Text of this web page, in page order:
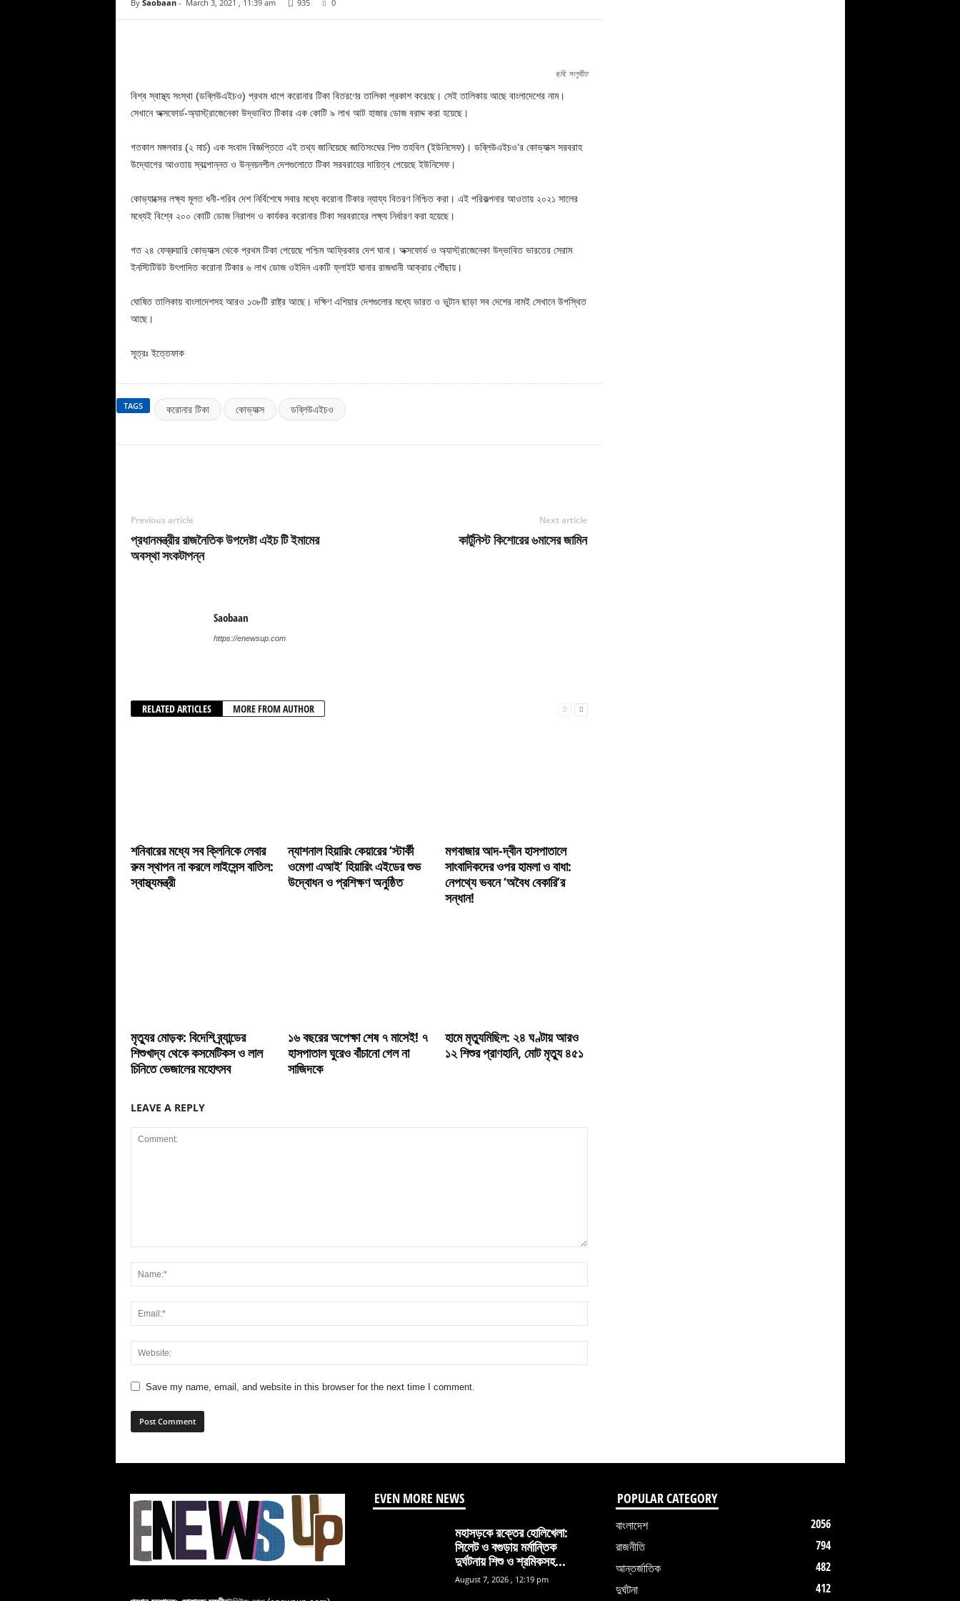
By Saobaan- March 3, 2021 , 11:39 am 935 0
ছবি: সংগৃহীত
বিশ্ব স্বাস্থ্য সংস্থা (ডব্লিউএইচও) প্রথম ধাপে করোনার টিকা বিতরণের তালিকা প্রকাশ করেছে। সেই তালিকায় আছে বাংলাদেশের নাম।
সেখানে অক্সফোর্ড-অ্যাস্ট্রাজেনেকা উদ্ভাবিত টিকার এক কোটি ৯ লাখ আট হাজার ডোজ বরাদ্দ করা হয়েছে।
গতকাল মঙ্গলবার (২ মার্চ) এক সংবাদ বিজ্ঞপ্তিতে এই তথ্য জানিয়েছে জাতিসংঘের শিশু তহবিল (ইউনিসেফ)। ডব্লিউএইচও’র কোভ্যাক্স সরবরাহ
উদ্যোগের আওতায় স্বল্পোন্নত ও উন্নয়নশীল দেশগুলোতে টিকা সরবরাহের দায়িত্ব পেয়েছে ইউনিসেফ।
কোভ্যাক্সের লক্ষ্য মূলত ধনী-গরিব দেশ নির্বিশেষে সবার মধ্যে করোনা টিকার ন্যায্য বিতরণ নিশ্চিত করা। এই পরিকল্পনার আওতায় ২০২১ সালের
মধ্যেই বিশ্বে ২০০ কোটি ডোজ নিরাপদ ও কার্যকর করোনার টিকা সরবরাহের লক্ষ্য নির্ধারণ করা হয়েছে।
গত ২৪ ফেব্রুয়ারি কোভ্যাক্স থেকে প্রথম টিকা পেয়েছে পশ্চিম আফ্রিকার দেশ ঘানা। অক্সফোর্ড ও অ্যাস্ট্রাজেনেকা উদ্ভাবিত ভারতের সেরাম
ইনস্টিটিউট উৎপাদিত করোনা টিকার ৬ লাখ ডোজ ওইদিন একটি ফ্লাইট ঘানার রাজধানী আক্রায় পৌঁছায়।
ঘোষিত তালিকায় বাংলাদেশসহ আরও ১৩৮টি রাষ্ট্র আছে। দক্ষিণ এশিয়ার দেশগুলোর মধ্যে ভারত ও ভুটান ছাড়া সব দেশের নামই সেখানে উপস্থিত
আছে।
সূত্রঃ ইত্তেফাক
TAGS করোনার টিকা কোভ্যাক্স ডব্লিউএইচও
Previous article
প্রধানমন্ত্রীর রাজনৈতিক উপদেষ্টা এইচ টি ইমামের
অবস্থা সংকটাপন্ন
Next article
কার্টুনিস্ট কিশোরের ৬মাসের জামিন
Saobaan
https://enewsup.com
RELATED ARTICLES MORE FROM AUTHOR
শনিবারের মধ্যে সব ক্লিনিকে লেবার
রুম স্থাপন না করলে লাইসেন্স বাতিল:
স্বাস্থ্যমন্ত্রী
ন্যাশনাল হিয়ারিং কেয়ারের ‘স্টার্কী
ওমেগা এআই’ হিয়ারিং এইডের শুভ
উদ্বোধন ও প্রশিক্ষণ অনুষ্ঠিত
মগবাজার আদ-দ্বীন হাসপাতালে
সাংবাদিকদের ওপর হামলা ও বাধা:
নেপথ্যে ভবনে ‘অবৈধ বেকারি’র
সন্ধান!
মৃত্যুর মোড়ক: বিদেশি ব্র্যান্ডের
শিশুখাদ্য থেকে কসমেটিকস ও লাল
চিনিতে ভেজালের মহোৎসব
১৬ বছরের অপেক্ষা শেষ ৭ মাসেই! ৭
হাসপাতাল ঘুরেও বাঁচানো গেল না
সাজিদকে
হামে মৃত্যুমিছিল: ২৪ ঘণ্টায় আরও
১২ শিশুর প্রাণহানি, মোট মৃত্যু ৪৫১
LEAVE A REPLY
Save my name, email, and website in this browser for the next time I comment.
EVEN MORE NEWS
মহাসড়কে রক্তের হোলিখেলা:
সিলেট ও বগুড়ায় মর্মান্তিক
দুর্ঘটনায় শিশু ও শ্রমিকসহ...
August 7, 2026 , 12:19 pm
POPULAR CATEGORY
বাংলাদেশ
2056
রাজনীতি
794
আন্তর্জাতিক
482
দুর্ঘটনা
412